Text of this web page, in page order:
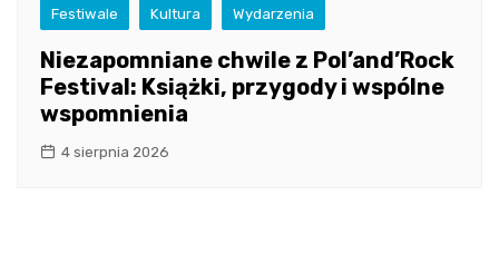
Festiwale Kultura Wydarzenia
Niezapomniane chwile z Pol’and’Rock
Festival: Książki, przygody i wspólne
wspomnienia
4 sierpnia 2026